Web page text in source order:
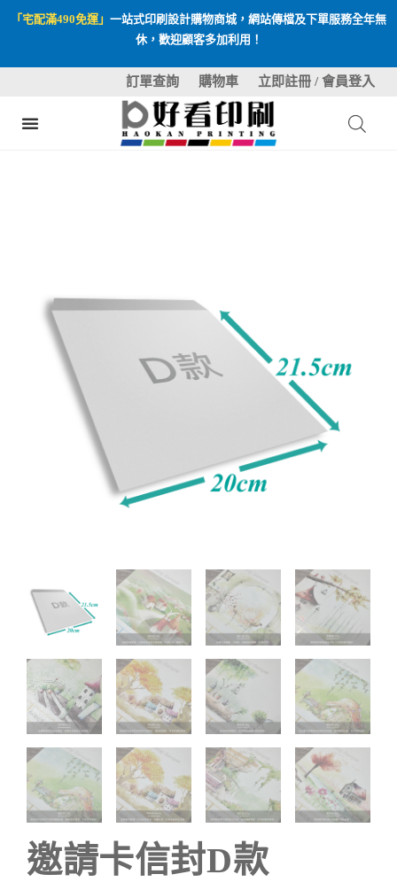
「宅配滿490免運」 一站式印刷設計購物商城，網站傳檔及下單服務全年無
休，歡迎顧客多加利用！
訂單查詢 購物車 立即註冊 / 會員登入
邀請卡信封D款